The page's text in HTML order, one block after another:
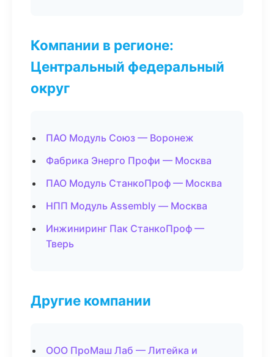
Компании в регионе:
Центральный федеральный
округ
ПАО Модуль Союз — Воронеж
Фабрика Энерго Профи — Москва
ПАО Модуль СтанкоПроф — Москва
НПП Модуль Assembly — Москва
Инжиниринг Пак СтанкоПроф —
Тверь
Другие компании
ООО ПроМаш Лаб — Литейка и